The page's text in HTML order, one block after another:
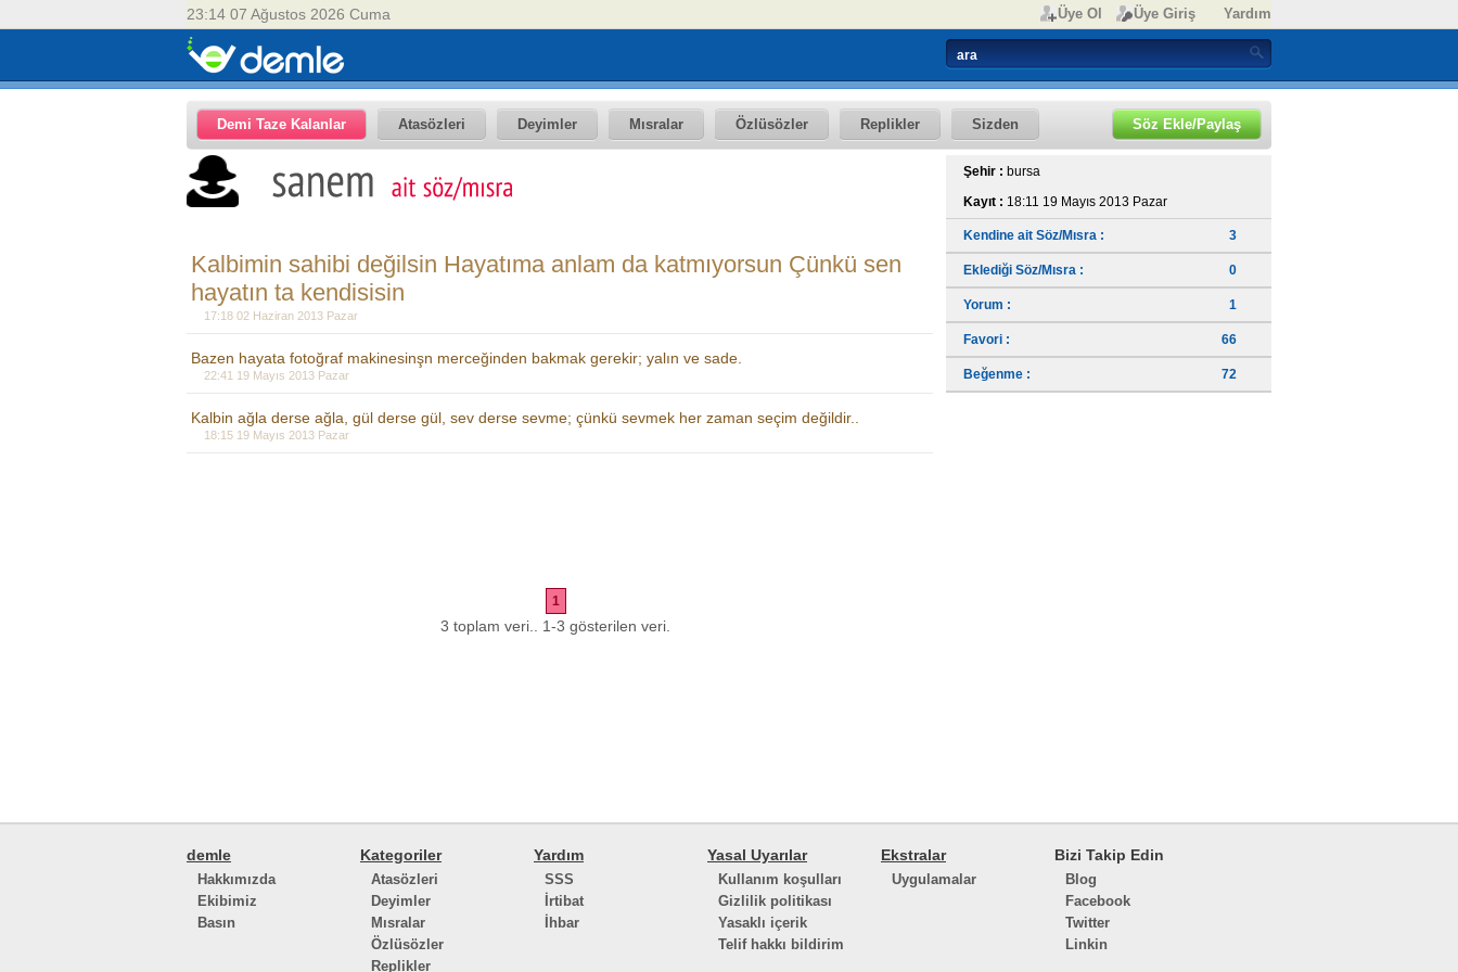
23:14 07 Ağustos 2026 Cuma Üye Ol Üye Giriş Yardım
Demi Taze Kalanlar Atasözleri Deyimler Mısralar Özlüsözler Replikler Sizden Söz Ekle/Paylaş
Kalbimin sahibi değilsin Hayatıma anlam da katmıyorsun Çünkü sen
hayatın ta kendisisin
17:18 02 Haziran 2013 Pazar
Bazen hayata fotoğraf makinesinşn merceğinden bakmak gerekir; yalın ve sade.
22:41 19 Mayıs 2013 Pazar
Kalbin ağla derse ağla, gül derse gül, sev derse sevme; çünkü sevmek her zaman seçim değildir..
18:15 19 Mayıs 2013 Pazar
1
3 toplam veri.. 1-3 gösterilen veri.
Şehir : bursa
Kayıt : 18:11 19 Mayıs 2013 Pazar
Kendine ait Söz/Mısra : 3
Eklediği Söz/Mısra : 0
Yorum : 1
Favori : 66
Beğenme : 72
demle
Hakkımızda
Ekibimiz
Basın
Kategoriler
Atasözleri
Deyimler
Mısralar
Özlüsözler
Replikler
Yardım
SSS
İrtibat
İhbar
Yasal Uyarılar
Kullanım koşulları
Gizlilik politikası
Yasaklı içerik
Telif hakkı bildirim
Ekstralar
Uygulamalar
Bizi Takip Edin
Blog
Facebook
Twitter
Linkin